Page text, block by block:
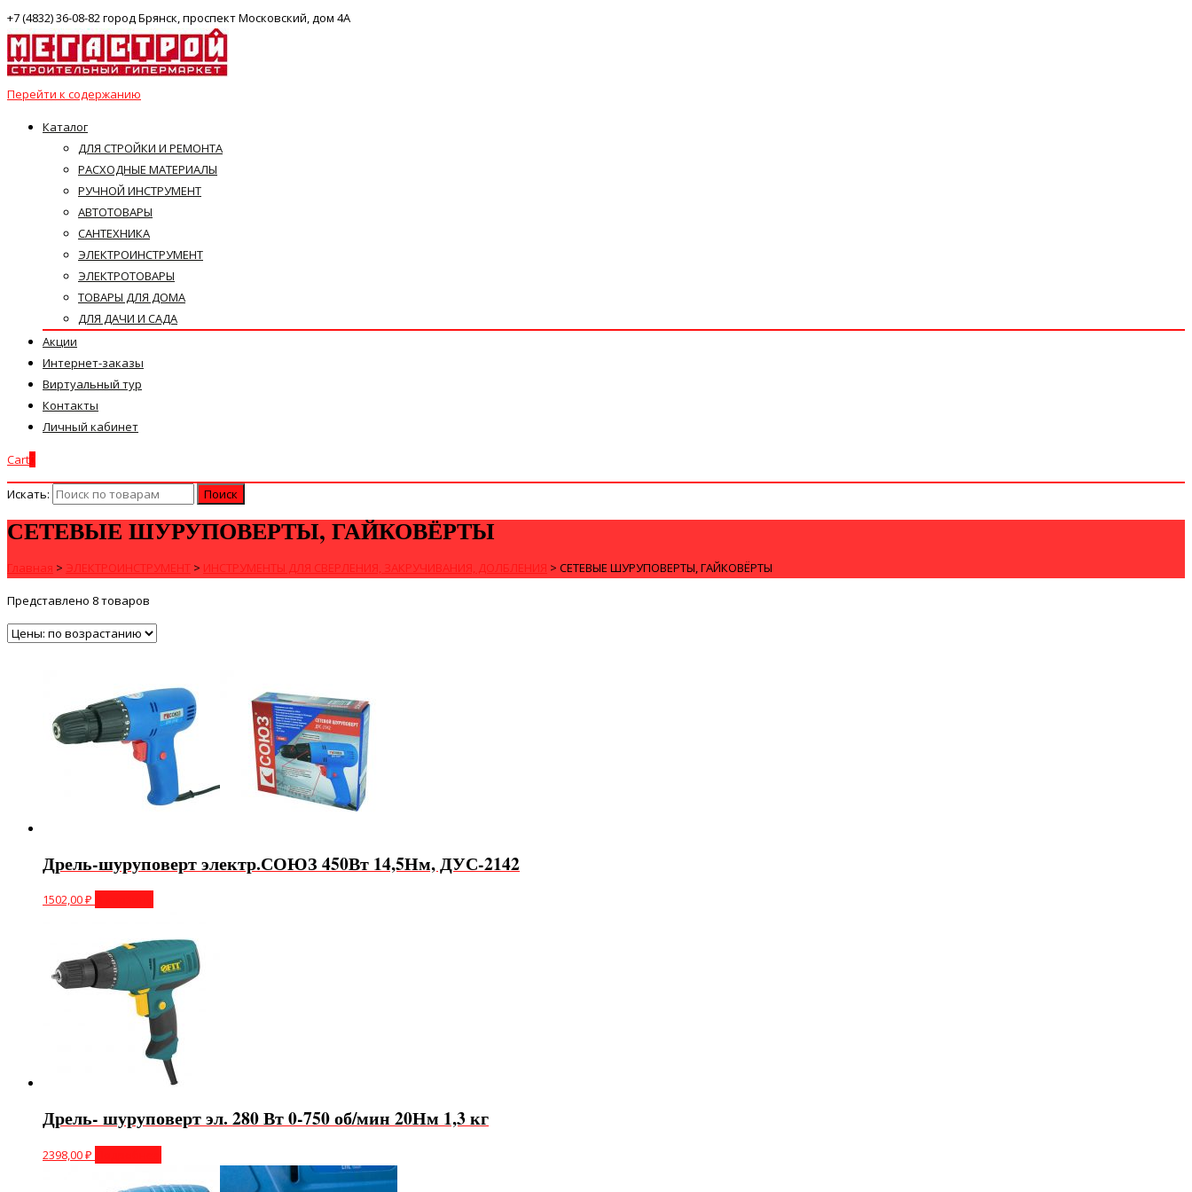
+7 (4832) 36-08-82 город Брянск, проспект Московский, дом 4А
Перейти к содержанию
Каталог
ДЛЯ СТРОЙКИ И РЕМОНТА
РАСХОДНЫЕ МАТЕРИАЛЫ
РУЧНОЙ ИНСТРУМЕНТ
АВТОТОВАРЫ
САНТЕХНИКА
ЭЛЕКТРОИНСТРУМЕНТ
ЭЛЕКТРОТОВАРЫ
ТОВАРЫ ДЛЯ ДОМА
ДЛЯ ДАЧИ И САДА
Акции
Интернет-заказы
Виртуальный тур
Контакты
Личный кабинет
Cart
Искать:
СЕТЕВЫЕ ШУРУПОВЕРТЫ, ГАЙКОВЁРТЫ
Главная > ЭЛЕКТРОИНСТРУМЕНТ > ИНСТРУМЕНТЫ ДЛЯ СВЕРЛЕНИЯ, ЗАКРУЧИВАНИЯ, ДОЛБЛЕНИЯ > СЕТЕВЫЕ ШУРУПОВЕРТЫ, ГАЙКОВЁРТЫ
Представлено 8 товаров
Дрель-шуруповерт электр.СОЮЗ 450Вт 14,5Нм, ДУС-2142
1502,00₽
Дрель- шуруповерт эл. 280 Вт 0-750 об/мин 20Нм 1,3 кг
2398,00₽